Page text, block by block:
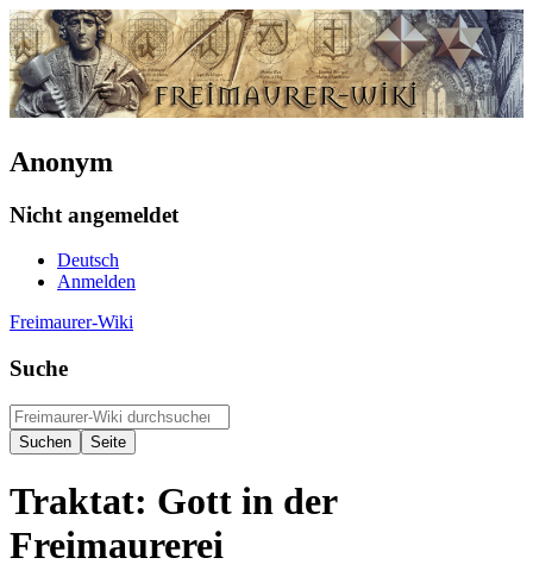
Anonym
Nicht angemeldet
Deutsch
Anmelden
Freimaurer-Wiki
Suche
Traktat: Gott in der
Freimaurerei